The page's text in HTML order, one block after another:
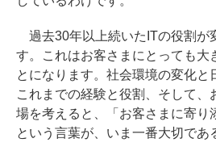
過去30年以上続いたITの役割が
す。これはお客さまにとっても大
とになります。社会環境の変化と
これまでの経験と役割、そして、
場を考えると、「お客さまに寄り
という言葉が、いま一番大切であ